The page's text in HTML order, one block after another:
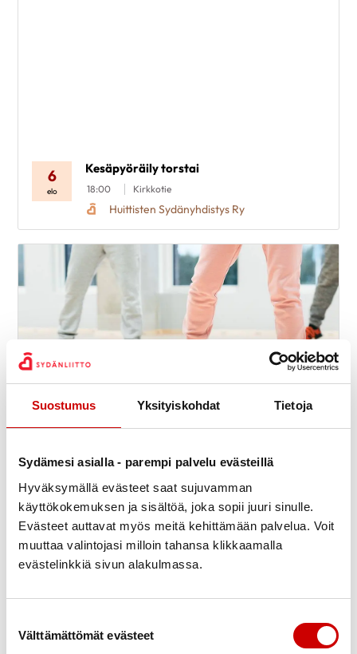
Suostumus Yksityiskohdat Tietoja
Sydämesi asialla - parempi palvelu evästeillä
Hyväksymällä evästeet saat sujuvamman
käyttökokemuksen ja sisältöä, joka sopii juuri sinulle.
Evästeet auttavat myös meitä kehittämään palvelua. Voit
muuttaa valintojasi milloin tahansa klikkaamalla
evästelinkkiä sivun alakulmassa.
Välttämättömät evästeet
Poista valinnat
6
elo
Kesäpyöräily torstai
18:00 Kirkkotie
Huittisten Sydänyhdistys Ry
6
elo
Kuntosali
9:15 Kirkkotie 10B
Tohmajärvi-Värtsilän Sydänyhdistys Ry